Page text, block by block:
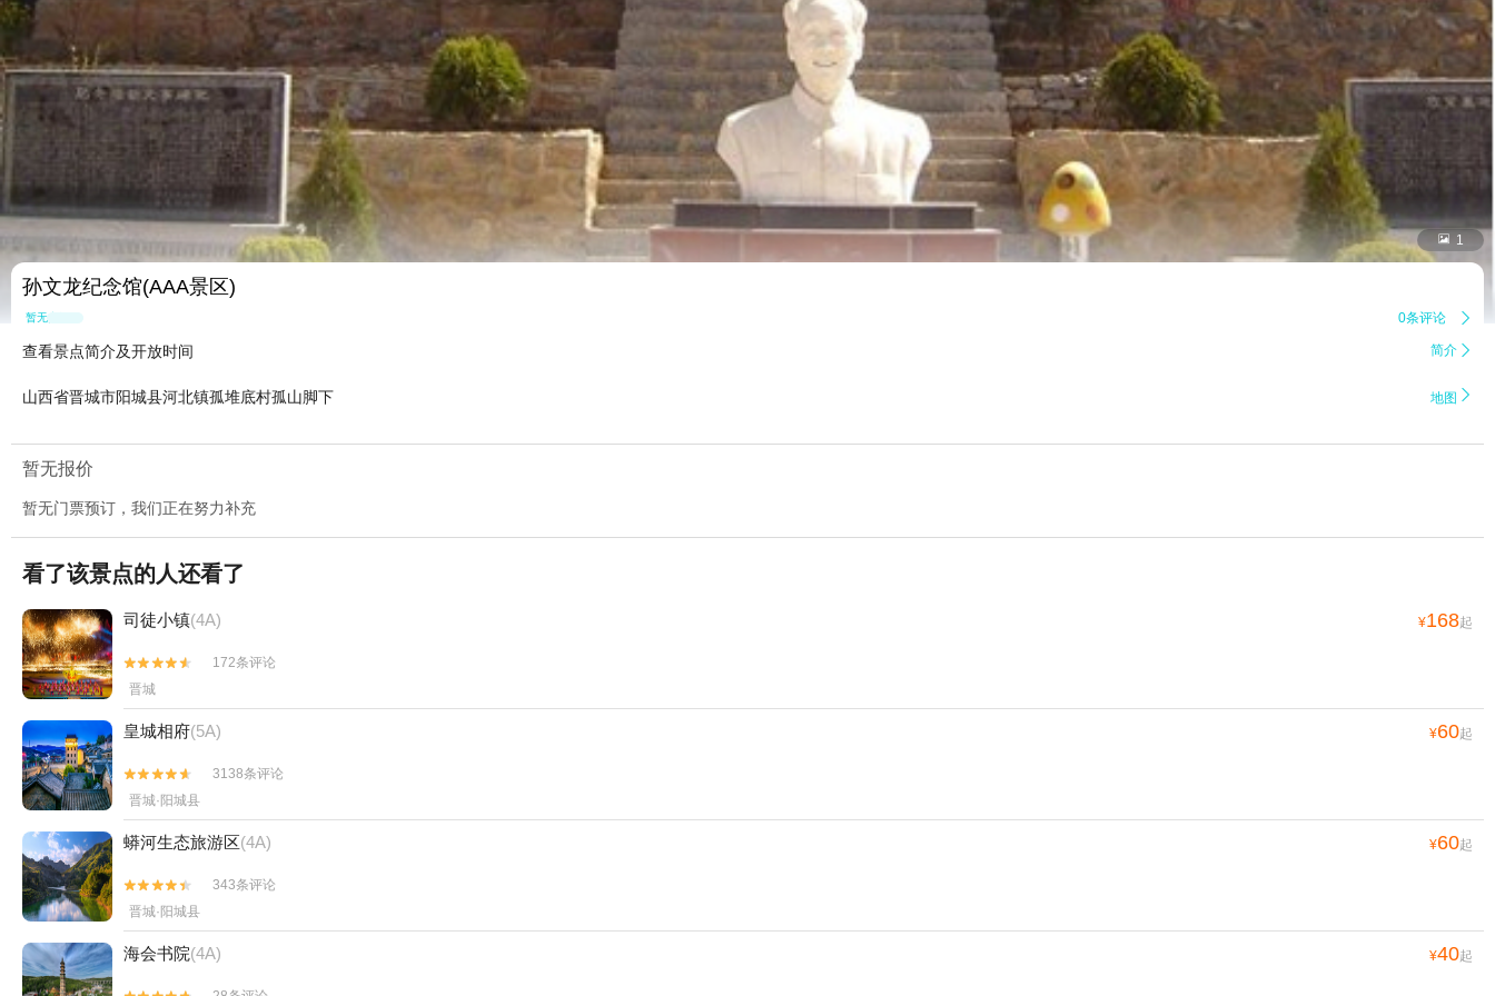
 1
孙文龙纪念馆(AAA景区)
暂无点评 0条评论 
查看景点简介及开放时间 简介 
山西省晋城市阳城县河北镇孤堆底村孤山脚下 地图 
暂无报价
暂无门票预订，我们正在努力补充
看了该景点的人还看了
司徒小镇(4A) ¥168起


172条评论
晋城
皇城相府(5A) ¥60起


3138条评论
晋城·阳城县
蟒河生态旅游区(4A) ¥60起


343条评论
晋城·阳城县
海会书院(4A) ¥40起